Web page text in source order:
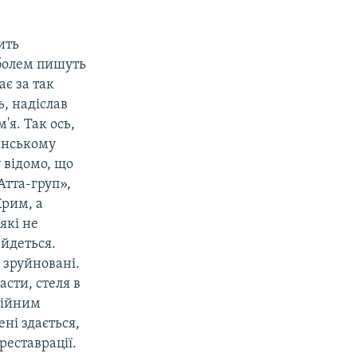
пишуть
за так
надіслав
Так ось,
відомо, що
груп»,
а
не
стеля в
здається,